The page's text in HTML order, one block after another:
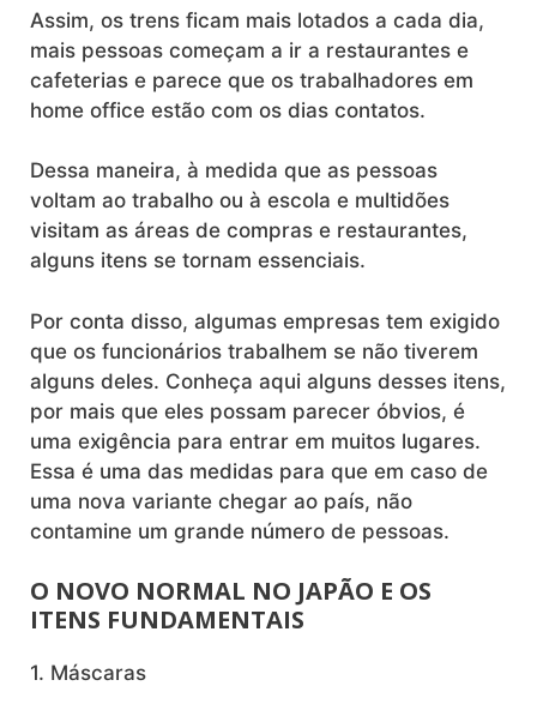
Assim, os trens ficam mais lotados a cada dia,
mais pessoas começam a ir a restaurantes e
cafeterias e parece que os trabalhadores em
home office estão com os dias contatos.
Dessa maneira, à medida que as pessoas
voltam ao trabalho ou à escola e multidões
visitam as áreas de compras e restaurantes,
alguns itens se tornam essenciais.
Por conta disso, algumas empresas tem exigido
que os funcionários trabalhem se não tiverem
alguns deles. Conheça aqui alguns desses itens,
por mais que eles possam parecer óbvios, é
uma exigência para entrar em muitos lugares.
Essa é uma das medidas para que em caso de
uma nova variante chegar ao país, não
contamine um grande número de pessoas.
O NOVO NORMAL NO JAPÃO E OS
ITENS FUNDAMENTAIS
1. Máscaras